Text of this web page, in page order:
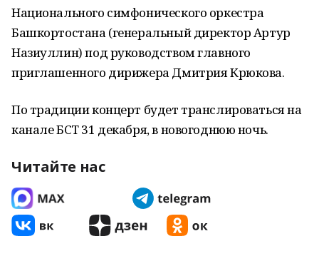
Национального симфонического оркестра
Башкортостана (генеральный директор Артур
Назиуллин) под руководством главного
приглашенного дирижера Дмитрия Крюкова.
По традиции концерт будет транслироваться на
канале БСТ 31 декабря, в новогоднюю ночь.
Читайте нас